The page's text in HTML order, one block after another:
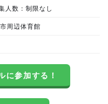
人数：制限なし
周辺体育館
に参加する！